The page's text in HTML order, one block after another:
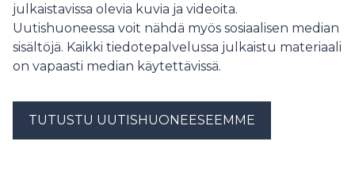
julkaistavissa olevia kuvia ja videoita.
Uutishuoneessa voit nähdä myös sosiaalisen median
sisältöjä. Kaikki tiedotepalvelussa julkaistu materiaali
on vapaasti median käytettävissä.
TUTUSTU UUTISHUONEESEEMME